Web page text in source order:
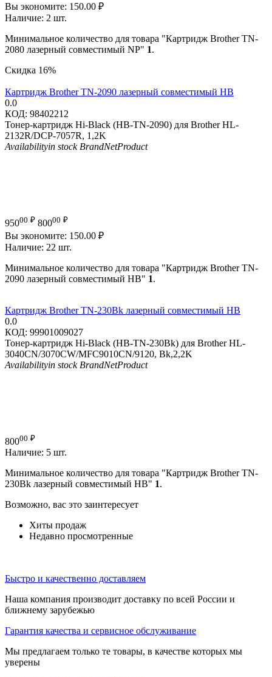
Вы экономите: 150.00 ₽
Наличие: 2 шт.
Минимальное количество для товара "Картридж Brother TN-
2080 лазерный совместимый NP" 1.
Скидка 16%
Картридж Brother TN-2090 лазерный совместимый HB
0.0
КОД: 98402212
Тонер-картридж Hi-Black (HB-TN-2090) для Brother HL-
2132R/DCP-7057R, 1,2K
Availabilityin stock BrandNetProduct
95000 ₽ 80000 ₽
Вы экономите: 150.00 ₽
Наличие: 22 шт.
Минимальное количество для товара "Картридж Brother TN-
2090 лазерный совместимый HB" 1.
Картридж Brother TN-230Bk лазерный совместимый HB
0.0
КОД: 99901009027
Тонер-картридж Hi-Black (HB-TN-230Bk) для Brother HL-
3040CN/3070CW/MFC9010CN/9120, Bk,2,2K
Availabilityin stock BrandNetProduct
80000 ₽
Наличие: 5 шт.
Минимальное количество для товара "Картридж Brother TN-
230Bk лазерный совместимый HB" 1.
Возможно, вас это заинтересует
Хиты продаж
Недавно просмотренные
Быстро и качественно доставляем
Наша компания производит доставку по всей России и
ближнему зарубежью
Гарантия качества и сервисное обслуживание
Мы предлагаем только те товары, в качестве которых мы
уверены